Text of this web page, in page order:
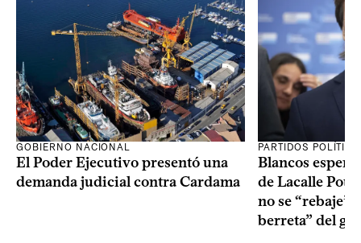
GOBIERNO NACIONAL
El Poder Ejecutivo presentó una
demanda judicial contra Cardama
PARTIDOS
Blancos
de Lacalle Pou
no se “rebaje”
berreta” del